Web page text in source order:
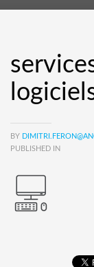
BY
PUBLISHED IN